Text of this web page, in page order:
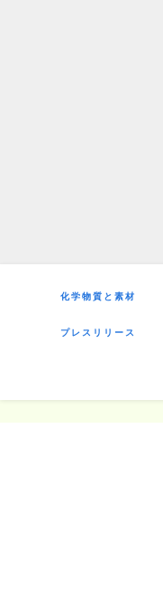
化学物質と素材
プレスリリース